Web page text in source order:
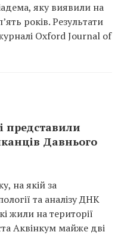
яку виявили на
років. Результати
Oxford Journal of
представили
Давнього
на якій за
та аналізу ДНК
жили на території
Аквінкум майже дві